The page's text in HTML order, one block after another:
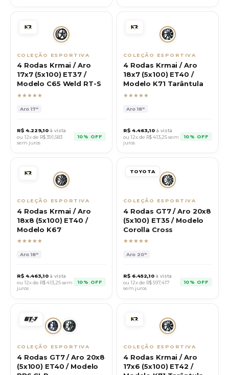
COLEÇÃO ESPORTIVA
4 Rodas Krmai / Aro
17x7 (5x100) ET37 /
Modelo C65 Weld RT-S
★★★★★
Aro17"
R$ 4.229,10 à vista
ou 12x de R$391,583
sem juros
10% OFF
COLEÇÃO ESPORTIVA
4 Rodas Krmai / Aro
18x7 (5x100) ET40 /
Modelo K71 Tarântula
★★★★★
Aro18"
R$ 4.463,10 à vista
ou 12x de R$413,25sem
juros
10% OFF
COLEÇÃO ESPORTIVA
4 Rodas Krmai / Aro
18x8 (5x100) ET40 /
Modelo K67
★★★★★
Aro18"
R$ 4.463,10 à vista
ou 12x de R$413,25sem
juros
10% OFF
TOYOTA
COLEÇÃO ESPORTIVA
4 Rodas GT7 / Aro 20x8
(5x100) ET35 / Modelo
Corolla Cross
★★★★★
Aro 20"
R$ 6.452,10 à vista
ou 12x de R$597,417
sem juros
10% OFF
COLEÇÃO ESPORTIVA
4 Rodas GT7 / Aro 20x8
(5x100) ET40 / Modelo
COLEÇÃO ESPORTIVA
4 Rodas Krmai / Aro
17x6 (5x100) ET42 /